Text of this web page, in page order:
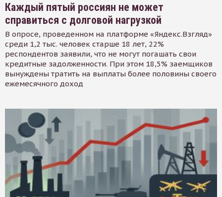
Каждый пятый россиян не может
справиться с долговой нагрузкой
В опросе, проведенном на платформе «Яндекс.Взгляд»
среди 1,2 тыс. человек старше 18 лет, 22%
респондентов заявили, что не могут погашать свои
кредитные задолженности. При этом 18,5% заемщиков
вынуждены тратить на выплаты более половины своего
ежемесячного доход